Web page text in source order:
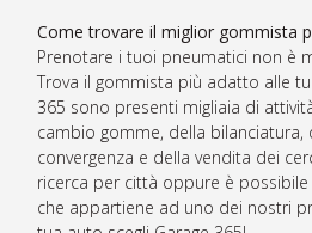
Come trovare il miglior gommista
Prenotare i tuoi pneumatici non è
Trova il gommista più adatto alle
365 sono presenti migliaia di
cambio gomme, della bilanciatura,
convergenza e della vendita dei
ricerca per città oppure è
che appartiene ad uno dei nostri